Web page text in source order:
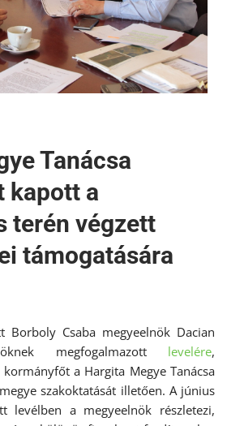
Tanácsa
kapott a
terén végzett
támogatására
Borboly Csaba megyeelnök Dacian
megfogalmazott levelére,
a Hargita Megye Tanácsa
szakoktatását illetően. A június
levélben a megyeelnök részletezi,